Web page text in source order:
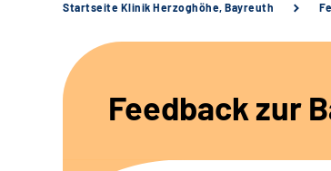
Startseite Klinik Herzoghöhe, Bayreuth
Feedback zur